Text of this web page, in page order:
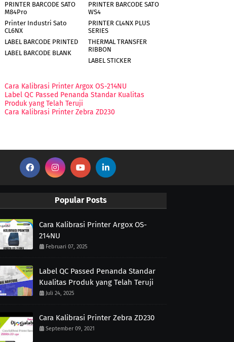
PRINTER BARCODE SATO
M84Pro
PRINTER BARCODE SATO
WS4
Printer Industri Sato
CL6NX
PRINTER CL4NX PLUS
SERIES
LABEL BARCODE PRINTED
THERMAL TRANSFER
RIBBON
LABEL BARCODE BLANK
LABEL STICKER
Cara Kalibrasi Printer Argox OS-214NU
Label QC Passed Penanda Standar Kualitas
Produk yang Telah Teruji
Cara Kalibrasi Printer Zebra ZD230
Popular Posts
Cara Kalibrasi Printer Argox OS-
214NU
Februari 07, 2025
Label QC Passed Penanda Standar
Kualitas Produk yang Telah Teruji
Juli 24, 2025
Cara Kalibrasi Printer Zebra ZD230
September 09, 2021